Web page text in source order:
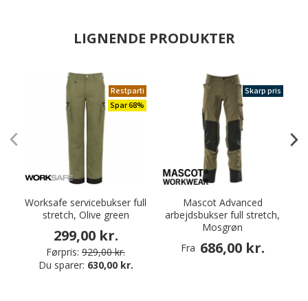
LIGNENDE PRODUKTER
Restparti
Spar 68%
Worksafe servicebukser full
stretch, Olive green
299,00 kr.
Førpris: 929,00 kr.
Du sparer: 630,00 kr.
Skarp pris
Mascot Advanced
arbejdsbukser full stretch,
Mosgrøn
Fra 686,00 kr.